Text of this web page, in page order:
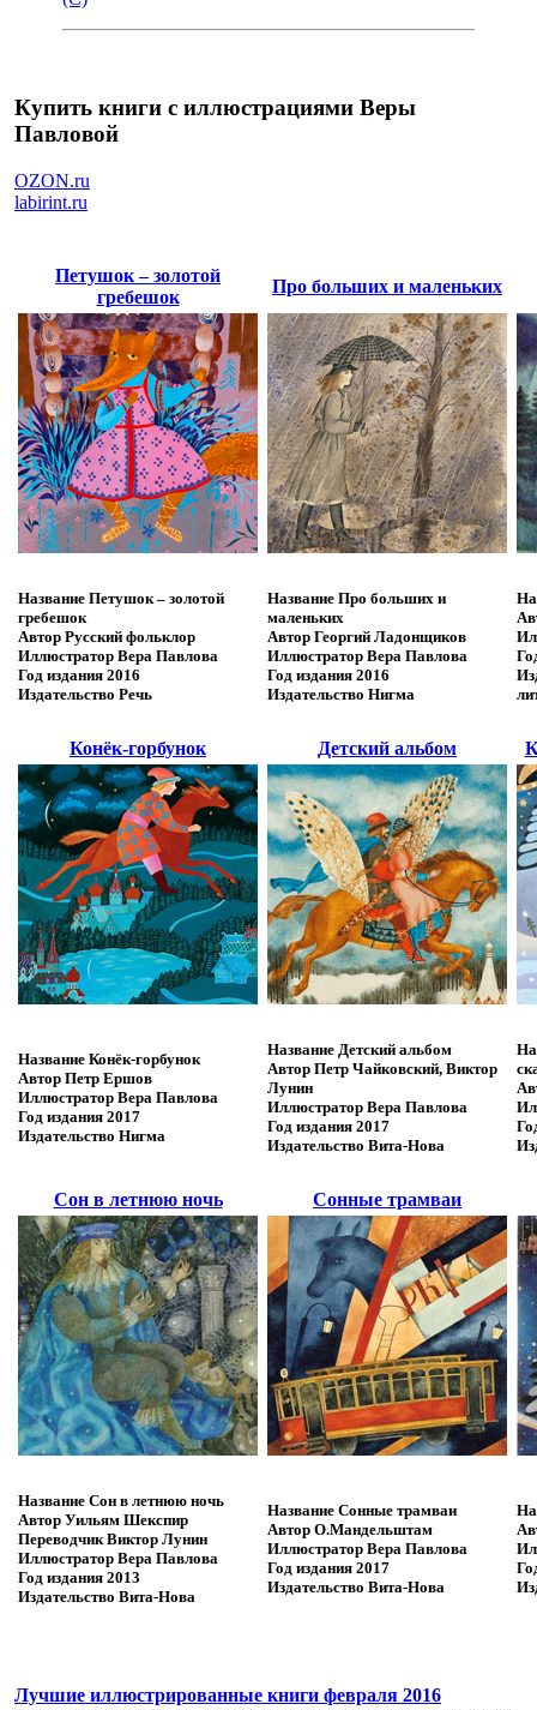
Купить книги с иллюстрациями Веры
Павловой
OZON.ru
labirint.ru
Петушок – золотой
гребешок
Про больших и маленьких
Название Петушок – золотой
гребешок
Автор Русский фольклор
Иллюстратор Вера Павлова
Год издания 2016
Издательство Речь
Название Про больших и
маленьких
Автор Георгий Ладонщиков
Иллюстратор Вера Павлова
Год издания 2016
Издательство Нигма
Конёк-горбунок Детский альбом
Название Конёк-горбунок
Автор Петр Ершов
Иллюстратор Вера Павлова
Год издания 2017
Издательство Нигма
Название Детский альбом
Автор Петр Чайковский, Виктор
Лунин
Иллюстратор Вера Павлова
Год издания 2017
Издательство Вита-Нова
Сон в летнюю ночь Сонные трамваи
Название Сон в летнюю ночь
Автор Уильям Шекспир
Переводчик Виктор Лунин
Иллюстратор Вера Павлова
Год издания 2013
Издательство Вита-Нова
Название Сонные трамваи
Автор О.Мандельштам
Иллюстратор Вера Павлова
Год издания 2017
Издательство Вита-Нова
Лучшие иллюстрированные книги февраля 2016